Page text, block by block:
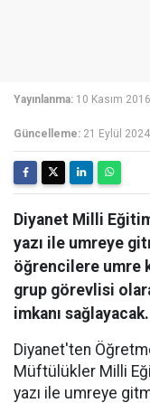
Yayınlanma: 10 Kasım
Güncelleme: 21 Eylül
Diyanet Milli
yazı ile umreye
öğrencilere umre
grup görevlisi
imkanı sağlayacak.
Diyanet'ten
Müftülükler Milli
yazı ile umreye